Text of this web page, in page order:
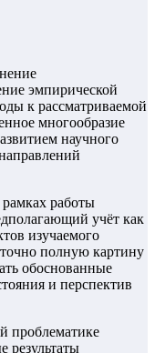
эмпирической
к рассматриваемой
многообразие
научного
работы
учёт как
изучаемого
полную картину
обоснованные
и перспектив
проблематике
результаты